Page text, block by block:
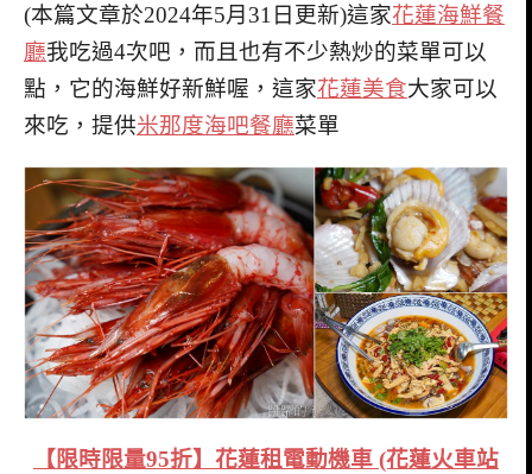
(本篇文章於2024年5月31日更新)這家花蓮海鮮餐
廳我吃過4次吧，而且也有不少熱炒的菜單可以
點，它的海鮮好新鮮喔，這家花蓮美食大家可以
來吃，提供米那度海吧餐廳菜單
【限時限量95折】花蓮租電動機車 (花蓮火車站